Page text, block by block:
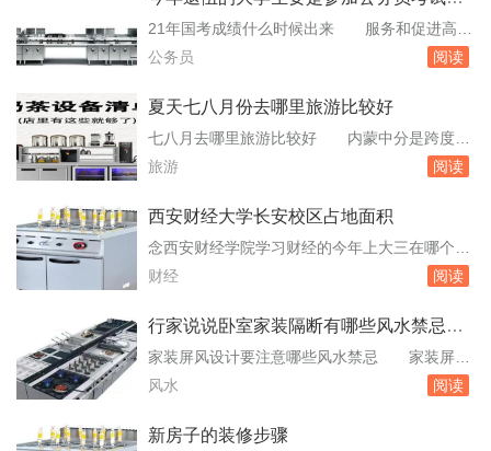
要看到餐厅。那么厨房餐厅隔断如何设计，一起
来欣赏厨房餐厅装修效果图。开放式厨房与小吧
话都考哪些科目呢跟社会上
21年国考成绩什么时候出来 服务和促进高校
毕业生就业工作。刚刚退伍的小岳今年是第一次
达“千人选一”，但小岳表示这并不会对他的心态
个选择，自己也会参加地方公务员招录。此外，
除了“公考”这条路，他也会去努力。我是退伍
公务员 阅读
夏天七八月份去哪里旅游比较好
七八月去哪里旅游比较好 内蒙中分是跨度很
大。西部可以游玩：新疆西藏宁夏西安呼和浩特
滨吉林其次还有青岛大连连云港日照福建厦门鼓
78月份的话可以去欧洲玩玩呢，之前跟众信旅
游的团去的欧洲的法国瑞士意大利，就玩的不错
旅游 阅读
西安财经大学长安校区占地面积
念西安财经学院学习财经的今年上大三在哪个校
区 长安校区你在西安财经学院学习财经专
于陕西省西安市长安区常宁大街360号。这个校
的学习和生活环境。如果你的专业不是文法学院
和政经学院的，那么你应该在长安校区学习。西
财经 阅读
行家说说卧室家装隔断有哪些风水禁忌卧
室风水禁忌有哪些
家装屏风设计要注意哪些风水禁忌 家装屏风
设计需要注意以下风水禁忌：珠帘隔断：在面对
气不能直接穿堂入室。在洗手间或客厅悬挂一幅
风水 阅读
新房子的装修步骤